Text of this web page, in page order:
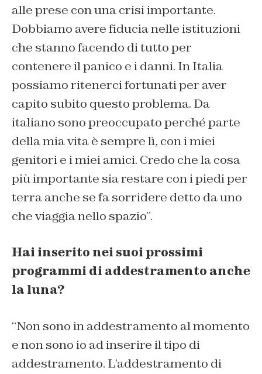
alle prese con una crisi importante.
Dobbiamo avere fiducia nelle istituzioni
che stanno facendo di tutto per
contenere il panico e i danni. In Italia
possiamo ritenerci fortunati per aver
capito subito questo problema. Da
italiano sono preoccupato perché parte
della mia vita è sempre lì, con i miei
genitori e i miei amici. Credo che la cosa
più importante sia restare con i piedi per
terra anche se fa sorridere detto da uno
che viaggia nello spazio”.
Hai inserito nei suoi prossimi
programmi di addestramento anche
la luna?
“Non sono in addestramento al momento
e non sono io ad inserire il tipo di
addestramento. L’addestramento di